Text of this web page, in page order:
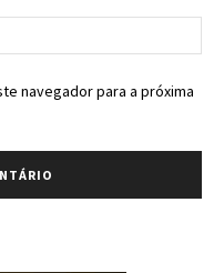
navegador para a próxima